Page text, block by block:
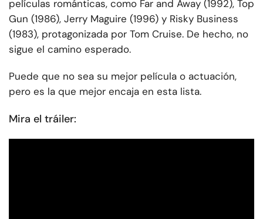
películas románticas, como Far and Away (1992), Top
Gun (1986), Jerry Maguire (1996) y Risky Business
(1983), protagonizada por Tom Cruise. De hecho, no
sigue el camino esperado.
Puede que no sea su mejor película o actuación,
pero es la que mejor encaja en esta lista.
Mira el tráiler: